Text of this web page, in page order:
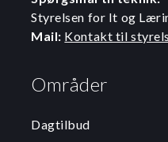
Styrelsen for It og
Mail: Kontakt til
Områder
Dagtilbud